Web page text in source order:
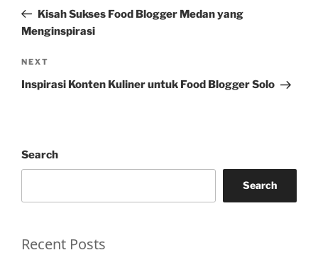
PostKisah Sukses Food Blogger Medan yang
Menginspirasi
Next
Post
NEXT
Inspirasi Konten Kuliner untuk Food Blogger Solo
Search
Search
Recent Posts